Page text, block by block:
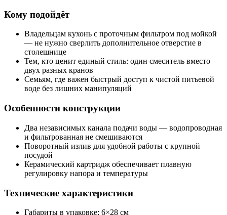
Кому подойдёт
Владельцам кухонь с проточным фильтром под мойкой
— не нужно сверлить дополнительное отверстие в
столешнице
Тем, кто ценит единый стиль: один смеситель вместо
двух разных кранов
Семьям, где важен быстрый доступ к чистой питьевой
воде без лишних манипуляций
Особенности конструкции
Два независимых канала подачи воды — водопроводная
и фильтрованная не смешиваются
Поворотный излив для удобной работы с крупной
посудой
Керамический картридж обеспечивает плавную
регулировку напора и температуры
Технические характеристики
Габариты в упаковке: 6×28 см